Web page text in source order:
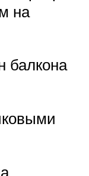
на
балкона